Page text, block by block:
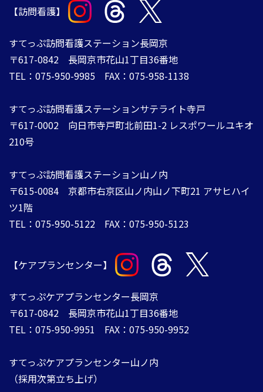
【訪問看護】
すてっぷ訪問看護ステーション長岡京
〒617-0842 長岡京市花山1丁目36番地
TEL：075-950-9985 FAX：075-958-1138
すてっぷ訪問看護ステーションサテライト寺戸
〒617-0002 向日市寺戸町北前田1-2 レスポワールユキオ
210号
すてっぷ訪問看護ステーション山ノ内
​​​​​​​〒615-0084 ​​​​​​​京都市右京区山ノ内山ノ下町21 アサヒハイ
ツ1階
TEL：075-950-5122 FAX：075-950-5123​​​​​​
【ケアプランセンター】
​​​​​​​すてっぷケアプランセンター長岡京
〒617-0842 ​​​​​​​長岡京市花山1丁目36番地
TEL：075-950-9951 FAX：075-950-9952
すてっぷケアプランセンター山ノ内
（採用次第立ち上げ）​​​​​​​